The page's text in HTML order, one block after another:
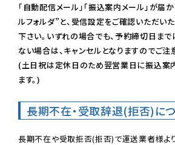
「自動配信メール」「振込案内メール」が届
ルフォルダ”と、受信設定をご確認いただい
下さい。いずれの場合でも、予約締切日ま
ない場合は、キャンセルとなりますのでご注
(土日祝は定休日のため翌営業日に振込案
ます。)
長期不在・受取辞退(拒否)に
長期不在や受取拒否(拒否)で運送業者様よ